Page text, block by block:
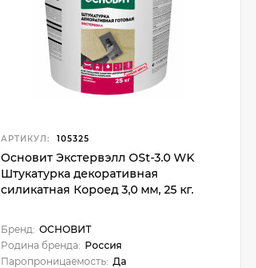
АРТИКУЛ: 105325
Основит Экстервэлл OSt-3.0 WK
Штукатурка декоративная
силикатная Короед 3,0 мм, 25 кг.
Бренд: ОСНОВИТ
Родина бренда: Россия
Паропроницаемость: Да